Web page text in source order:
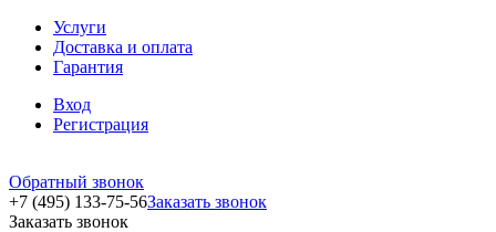
Услуги
Доставка и оплата
Гарантия
Вход
Регистрация
Обратный звонок
+7 (495) 133-75-56Заказать звонок
Заказать звонок